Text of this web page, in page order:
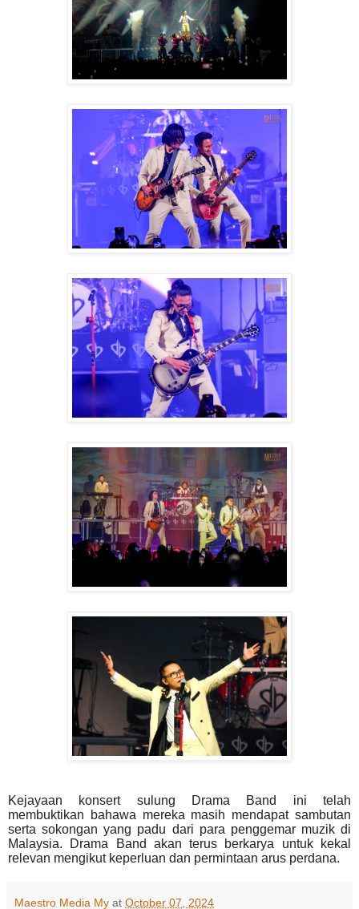
Kejayaan konsert sulung Drama Band ini telah
membuktikan bahawa mereka masih mendapat sambutan
serta sokongan yang padu dari para penggemar muzik di
Malaysia. Drama Band akan terus berkarya untuk kekal
relevan mengikut keperluan dan permintaan arus perdana.
Maestro Media My at October 07, 2024